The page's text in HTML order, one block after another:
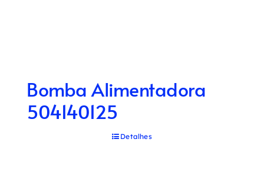
Bomba Alimentadora
504140125
Detalhes